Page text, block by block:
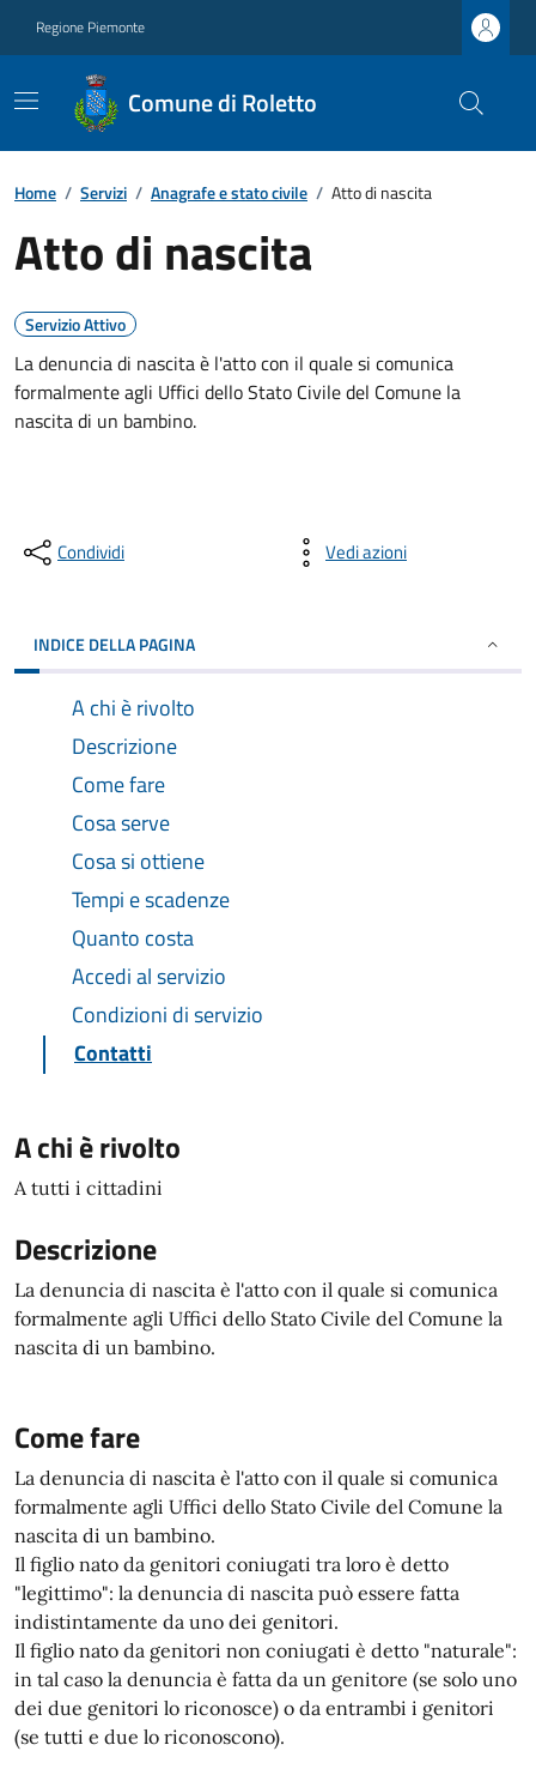
Regione Piemonte
Comune di Roletto
Home / Servizi / Anagrafe e stato civile / Atto di nascita
Atto di nascita
Servizio Attivo
La denuncia di nascita è l'atto con il quale si comunica
formalmente agli Uffici dello Stato Civile del Comune la
nascita di un bambino.
Condividi Vedi azioni
INDICE DELLA PAGINA
A chi è rivolto
Descrizione
Come fare
Cosa serve
Cosa si ottiene
Tempi e scadenze
Quanto costa
Accedi al servizio
Condizioni di servizio
Contatti
A chi è rivolto
A tutti i cittadini
Descrizione
La denuncia di nascita è l'atto con il quale si comunica
formalmente agli Uffici dello Stato Civile del Comune la
nascita di un bambino.
Come fare
La denuncia di nascita è l'atto con il quale si comunica
formalmente agli Uffici dello Stato Civile del Comune la
nascita di un bambino.
Il figlio nato da genitori coniugati tra loro è detto
"legittimo": la denuncia di nascita può essere fatta
indistintamente da uno dei genitori.
Il figlio nato da genitori non coniugati è detto "naturale":
in tal caso la denuncia è fatta da un genitore (se solo uno
dei due genitori lo riconosce) o da entrambi i genitori
(se tutti e due lo riconoscono).